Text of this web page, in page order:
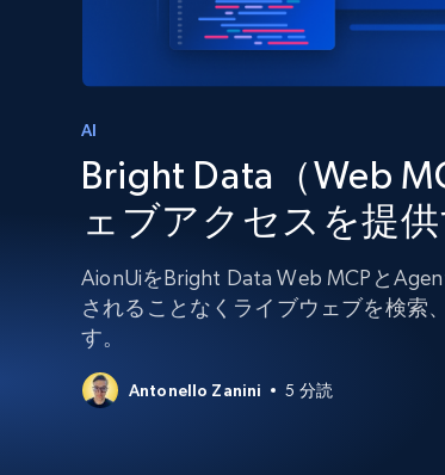
住宅用プロキシ
400M+ 実際のピアデ
バルIP
データセンタープロ
効率的なデータ抽出を
性の高いプロキシ
住宅用プロキシ
AI
Bright Data（Web
ェブアクセスを提供
AionUiをBright Data Web MCPと
されることなくライブウェブを検索
す。
Antonello Zanini 5 分読